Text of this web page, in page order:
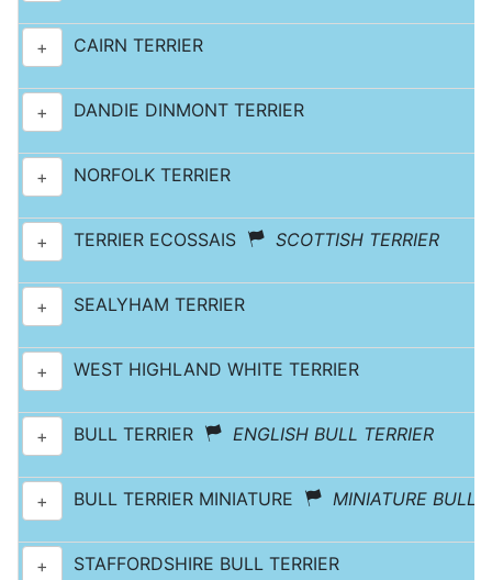
+ CAIRN TERRIER
+ DANDIE DINMONT TERRIER
+ NORFOLK TERRIER
+ TERRIER ECOSSAIS SCOTTISH TERRIER
+ SEALYHAM TERRIER
+ WEST HIGHLAND WHITE TERRIER
+ BULL TERRIER ENGLISH BULL TERRIER
+ BULL TERRIER MINIATURE MINIATURE BULL
+ STAFFORDSHIRE BULL TERRIER